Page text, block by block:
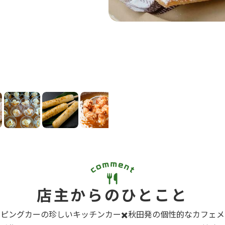
店主からのひとこと
ングカーの珍しいキッチンカー✖️秋田発の個性的なカフェ